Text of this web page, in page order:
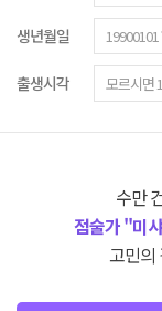
생년월일
출생시각
수만
점술가 "미
고민의